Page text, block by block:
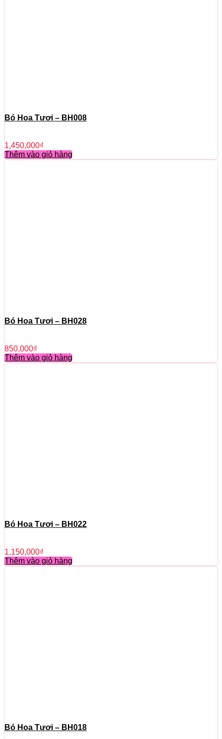
Bó Hoa Tươi – BH008
1,450,000₫
Thêm vào giỏ hàng
Bó Hoa Tươi – BH028
850,000₫
Thêm vào giỏ hàng
Bó Hoa Tươi – BH022
1,150,000₫
Thêm vào giỏ hàng
Bó Hoa Tươi – BH018